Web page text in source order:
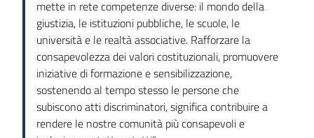
mette in rete competenze diverse: il mondo della
giustizia, le istituzioni pubbliche, le scuole, le
università e le realtà associative. Rafforzare la
consapevolezza dei valori costituzionali, promuovere
iniziative di formazione e sensibilizzazione,
sostenendo al tempo stesso le persone che
subiscono atti discriminatori, significa contribuire a
rendere le nostre comunità più consapevoli e